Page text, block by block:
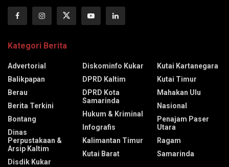
Kategori Berita
Advertorial
Balikpapan
Berau
Berita Terkini
Bontang
Dinas
Perpustakaan &
Arsip Kaltim
Disdik Kukar
Diskominfo Kukar
DPRD Kaltim
DPRD Kota
Samarinda
Hukum & Kriminal
Infografis
Kalimantan Timur
Kutai Barat
Kutai Kartanegara
Kutai Timur
Mahakan Ulu
Nasional
Penajam Paser
Utara
Ragam
Samarinda